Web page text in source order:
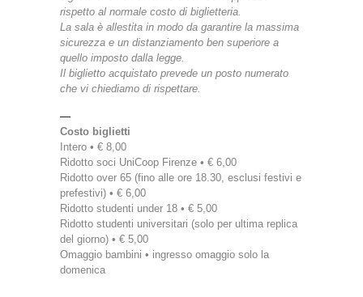
rispetto al normale costo di biglietteria.
La sala è allestita in modo da garantire la massima
sicurezza e un distanziamento ben superiore a
quello imposto dalla legge.
Il biglietto acquistato prevede un posto numerato
che vi chiediamo di rispettare.
—
Costo biglietti
Intero • € 8,00
Ridotto soci UniCoop Firenze • € 6,00
Ridotto over 65 (fino alle ore 18.30, esclusi festivi e
prefestivi) • € 6,00
Ridotto studenti under 18 • € 5,00
Ridotto studenti universitari (solo per ultima replica
del giorno) • € 5,00
Omaggio bambini • ingresso omaggio solo la
domenica